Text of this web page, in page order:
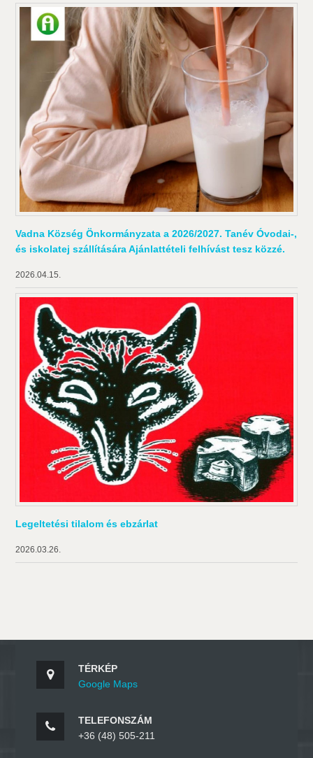
Vadna Község Önkormányzata a 2026/2027. Tanév Óvodai-,
és iskolatej szállítására Ajánlattételi felhívást tesz közzé.
2026.04.15.
Legeltetési tilalom és ebzárlat
2026.03.26.
TÉRKÉP
Google Maps
TELEFONSZÁM
+36 (48) 505-211